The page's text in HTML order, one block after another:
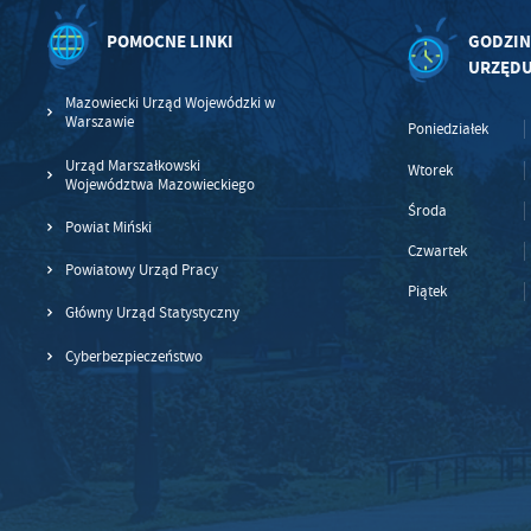
POMOCNE LINKI
Mazowiecki Urząd Wojewódzki w
Warszawie
Urząd Marszałkowski
Województwa Mazowieckiego
Powiat Miński
Powiatowy Urząd Pracy
Główny Urząd Statystyczny
Cyberbezpieczeństwo
URZĘDU
Poniedziałek
Wtorek
Środa
Czwartek
Piątek